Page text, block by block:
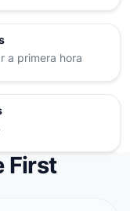
a primera hora
First